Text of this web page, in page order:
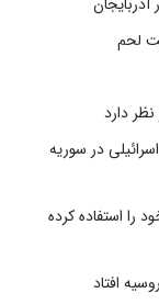
لحم
در سوریه
خود را استفاده کرده
افتاد